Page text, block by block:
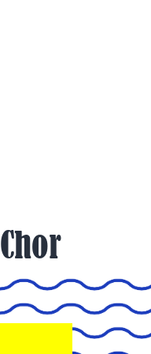
Chor